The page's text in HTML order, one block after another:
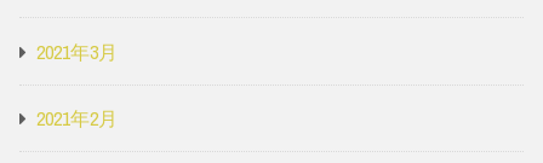
2021年3月
2021年2月